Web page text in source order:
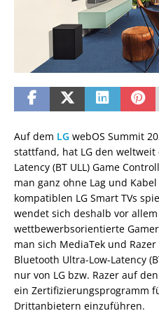
Auf dem LG webOS Summit
stattfand, hat LG den
Latency (BT ULL) Game
man ganz ohne Lag und
kompatiblen LG Smart TVs
wendet sich deshalb vor
wettbewerbsorientierte
man sich MediaTek und
Bluetooth Ultra-Low-Latency
nur von LG bzw. Razer auf
ein Zertifizierungsprogramm
Drittanbietern einzuführen.